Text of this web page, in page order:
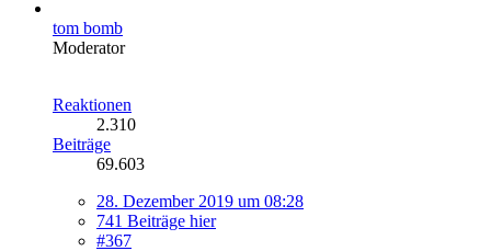
tom bomb
Moderator
Reaktionen
2.310
Beiträge
69.603
28. Dezember 2019 um 08:28
741 Beiträge hier
#367